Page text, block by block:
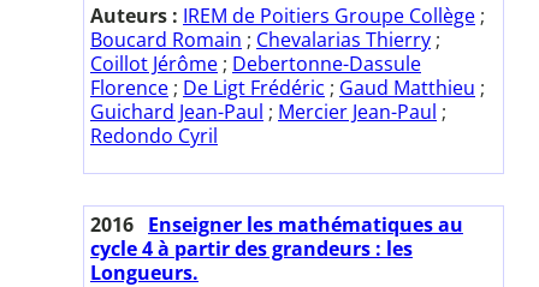
Auteurs : IREM de Poitiers Groupe Collège ;
Boucard Romain ; Chevalarias Thierry ;
Coillot Jérôme ; Debertonne-Dassule
Florence ; De Ligt Frédéric ; Gaud Matthieu ;
Guichard Jean-Paul ; Mercier Jean-Paul ;
Redondo Cyril
2016 Enseigner les mathématiques au
cycle 4 à partir des grandeurs : les
Longueurs.